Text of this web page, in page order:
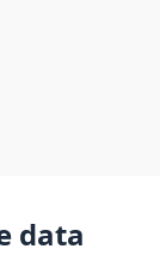
data